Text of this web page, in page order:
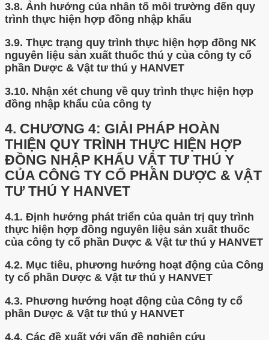
3.8. Ảnh hưởng của nhân tố môi trường đến quy
trình thực hiện hợp đồng nhập khẩu
3.9. Thực trạng quy trình thực hiện hợp đồng NK
nguyên liệu sản xuất thuốc thú y của công ty cổ
phần Dược & Vật tư thú y HANVET
3.10. Nhận xét chung về quy trình thực hiện hợp
đồng nhập khẩu của công ty
4. CHƯƠNG 4: GIẢI PHÁP HOÀN
THIỆN QUY TRÌNH THỰC HIỆN HỢP
ĐỒNG NHẬP KHẨU VẬT TƯ THÚ Y
CỦA CÔNG TY CỔ PHẦN DƯỢC & VẬT
TƯ THÚ Y HANVET
4.1. Định hướng phát triển của quản trị quy trình
thực hiện hợp đồng nguyên liệu sản xuất thuốc
của công ty cổ phần Dược & Vật tư thú y HANVET
4.2. Mục tiêu, phương hướng hoạt động của Công
ty cổ phần Dược & Vật tư thú y HANVET
4.3. Phương hướng hoạt động của Công ty cổ
phần Dược & Vật tư thú y HANVET
4.4. Các đề xuất với vấn đề nghiên cứu